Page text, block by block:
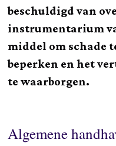
beschuldigd van
instrumentarium
middel om schade
beperken en het
te waarborgen.
Algemene